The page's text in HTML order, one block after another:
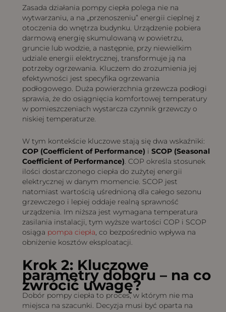
Zasada działania pompy ciepła polega nie na
wytwarzaniu, a na „przenoszeniu” energii cieplnej z
otoczenia do wnętrza budynku. Urządzenie pobiera
darmową energię skumulowaną w powietrzu,
gruncie lub wodzie, a następnie, przy niewielkim
udziale energii elektrycznej, transformuje ją na
potrzeby ogrzewania. Kluczem do zrozumienia jej
efektywności jest specyfika ogrzewania
podłogowego. Duża powierzchnia grzewcza podłogi
sprawia, że do osiągnięcia komfortowej temperatury
w pomieszczeniach wystarcza czynnik grzewczy o
niskiej temperaturze.
W tym kontekście kluczowe stają się dwa wskaźniki:
COP (Coefficient of Performance) i SCOP (Seasonal
Coefficient of Performance). COP określa stosunek
ilości dostarczonego ciepła do zużytej energii
elektrycznej w danym momencie. SCOP jest
natomiast wartością uśrednioną dla całego sezonu
grzewczego i lepiej oddaje realną sprawność
urządzenia. Im niższa jest wymagana temperatura
zasilania instalacji, tym wyższe wartości COP i SCOP
osiąga pompa ciepła, co bezpośrednio wpływa na
obniżenie kosztów eksploatacji.
Krok 2: Kluczowe
parametry doboru – na co
zwrócić uwagę?
Dobór pompy ciepła to proces, w którym nie ma
miejsca na szacunki. Decyzja musi być oparta na